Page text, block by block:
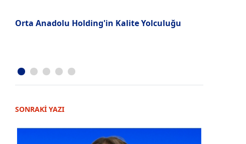
Orta Anadolu Holding'in Kalite Yolculuğu
SONRAKİ YAZI